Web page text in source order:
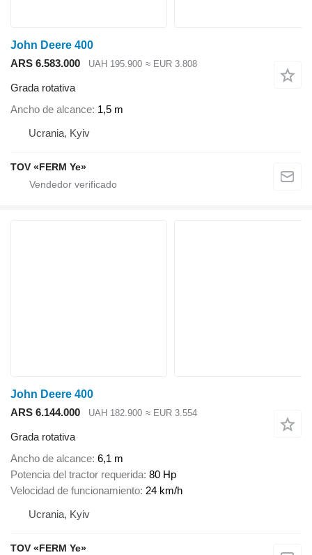
John Deere 400
ARS 6.583.000
UAH 195.900 ≈ EUR 3.808
Grada rotativa
Ancho de alcance 1,5 m
Ucrania, Kyiv
TOV «FERM Ye»
John Deere 400
ARS 6.144.000
UAH 182.900 ≈ EUR 3.554
Grada rotativa
Ancho de alcance 6,1 m
Potencia del tractor requerida 80 Hp
Velocidad de funcionamiento 24 km/h
Ucrania, Kyiv
TOV «FERM Ye»